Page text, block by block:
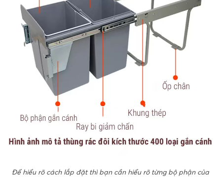
Để hiểu rõ cách lắp đặt thì bạn cần hiểu rõ từng bộ phận của